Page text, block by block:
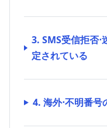
3. SMS受信拒否
定されている
4. 海外⋅不明番